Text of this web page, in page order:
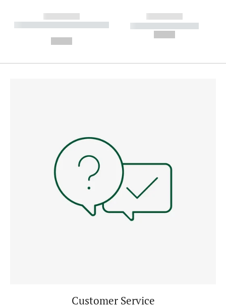
------------
----------- ----------- --------
------------
----------- -----------
Customer Service